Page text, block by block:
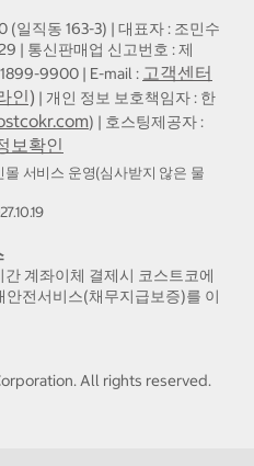
(일직동 163-3) | 대표자 : 조민수
| 통신판매업 신고번호 : 제
9900 | E-mail : 고객센터
인) | 개인 정보 보호책임자 : 한
) | 호스팅제공자 :
보확인
서비스 운영(심사받지 않은 물
계좌이체 결제시 코스트코에
안전서비스(채무지급보증)를 이
All rights reserved.